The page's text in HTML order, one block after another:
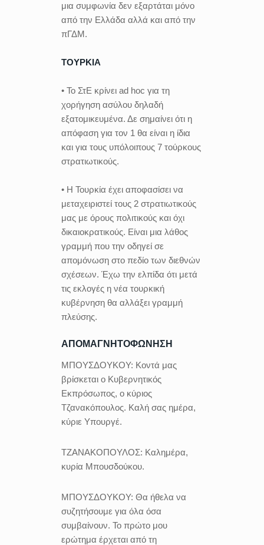
μια συμφωνία δεν εξαρτάται μόνο
από την Ελλάδα αλλά και από την
πΓΔΜ.
ΤΟΥΡΚΙΑ
• Το ΣτΕ κρίνει ad hoc για τη
χορήγηση ασύλου δηλαδή
εξατομικευμένα. Δε σημαίνει ότι η
απόφαση για τον 1 θα είναι η ίδια
και για τους υπόλοιπους 7 τούρκους
στρατιωτικούς.
• Η Τουρκία έχει αποφασίσει να
μεταχειριστεί τους 2 στρατιωτικούς
μας με όρους πολιτικούς και όχι
δικαιοκρατικούς. Είναι μια λάθος
γραμμή που την οδηγεί σε
απομόνωση στο πεδίο των διεθνών
σχέσεων. Έχω την ελπίδα ότι μετά
τις εκλογές η νέα τουρκική
κυβέρνηση θα αλλάξει γραμμή
πλεύσης.
ΑΠΟΜΑΓΝΗΤΟΦΩΝΗΣΗ
ΜΠΟΥΣΔΟΥΚΟΥ: Κοντά μας
βρίσκεται ο Κυβερνητικός
Εκπρόσωπος, ο κύριος
Τζανακόπουλος. Καλή σας ημέρα,
κύριε Υπουργέ.
ΤΖΑΝΑΚΟΠΟΥΛΟΣ: Καλημέρα,
κυρία Μπουσδούκου.
ΜΠΟΥΣΔΟΥΚΟΥ: Θα ήθελα να
συζητήσουμε για όλα όσα
συμβαίνουν. Το πρώτο μου
ερώτημα έρχεται από τη